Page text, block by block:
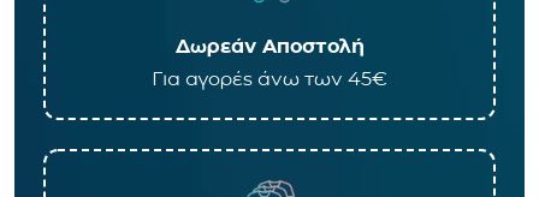
Δωρεάν Αποστολή
Για αγορές άνω των 45€